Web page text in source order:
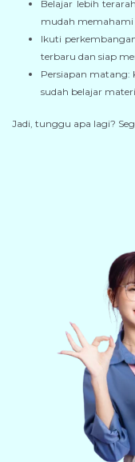
Belajar lebih
mudah
Ikuti
terbaru dan siap
Persiapan matang:
sudah belajar
Jadi, tunggu apa lagi?